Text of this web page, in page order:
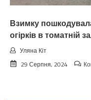
Взимку
огірків в томатній
Уляна Кіт
29 Серпня, 2024